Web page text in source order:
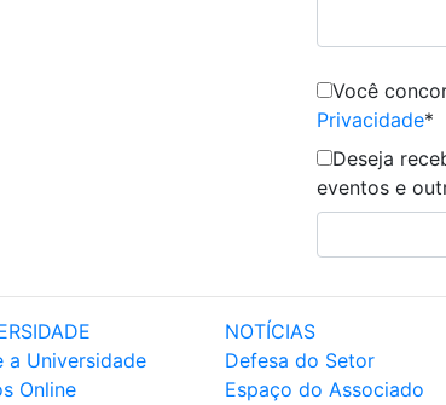
Você
Privacidade*
Deseja
eventos e
a Universidade
Online
NOTÍCIAS
Defesa do Setor
Espaço do Associado